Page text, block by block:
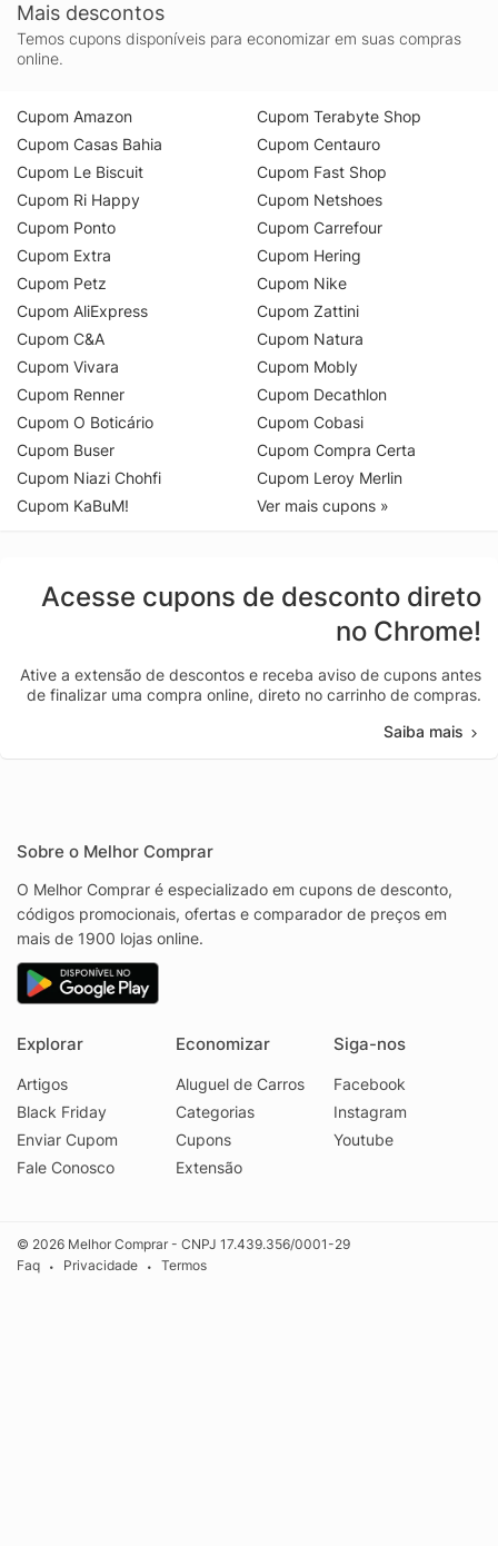
Mais descontos
Temos cupons disponíveis para economizar em suas compras
online.
Cupom Amazon
Cupom Casas Bahia
Cupom Le Biscuit
Cupom Ri Happy
Cupom Ponto
Cupom Extra
Cupom Petz
Cupom AliExpress
Cupom C&A
Cupom Vivara
Cupom Renner
Cupom O Boticário
Cupom Buser
Cupom Niazi Chohfi
Cupom KaBuM!
Cupom Terabyte Shop
Cupom Centauro
Cupom Fast Shop
Cupom Netshoes
Cupom Carrefour
Cupom Hering
Cupom Nike
Cupom Zattini
Cupom Natura
Cupom Mobly
Cupom Decathlon
Cupom Cobasi
Cupom Compra Certa
Cupom Leroy Merlin
Ver mais cupons »
Acesse cupons de desconto direto
no Chrome!
Ative a extensão de descontos e receba aviso de cupons antes
de finalizar uma compra online, direto no carrinho de compras.
Saiba mais
Sobre o Melhor Comprar
O Melhor Comprar é especializado em cupons de desconto,
códigos promocionais, ofertas e comparador de preços em
mais de 1900 lojas online.
Explorar
Artigos
Black Friday
Enviar Cupom
Fale Conosco
Economizar
Aluguel de Carros
Categorias
Cupons
Extensão
Siga-nos
Facebook
Instagram
Youtube
© 2026 Melhor Comprar - CNPJ 17.439.356/0001-29
Faq
• Privacidade • Termos